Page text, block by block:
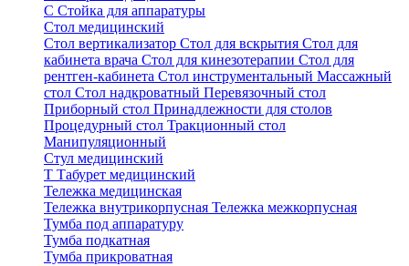
С Стойка для аппаратуры
Стол медицинский
Стол вертикализатор Стол для вскрытия Стол для
кабинета врача Стол для кинезотерапии Стол для
рентген-кабинета Стол инструментальный Массажный
стол Стол надкроватный Перевязочный стол
Приборный стол Принадлежности для столов
Процедурный стол Тракционный стол
Манипуляционный
Стул медицинский
Т Табурет медицинский
Тележка медицинская
Тележка внутрикорпусная Тележка межкорпусная
Тумба под аппаратуру
Тумба подкатная
Тумба прикроватная